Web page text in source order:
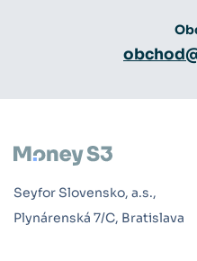
Seyfor Slovensko, a.s.,
Plynárenská 7/C, Bratislava